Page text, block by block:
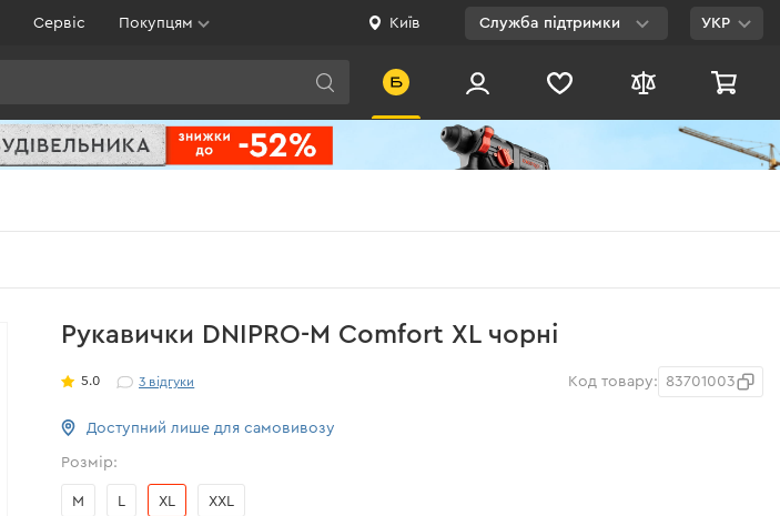
Сервіс Покупцям Київ Служба підтримки
Viber
0 800 200 500
Безкоштовно по
УКР
Рукавички DNIPRO-M Comfort XL чорні
5.0 3 відгуки Код товару: 83701003
Доступний лише для самовивозу
Розмір:
M L XL XXL